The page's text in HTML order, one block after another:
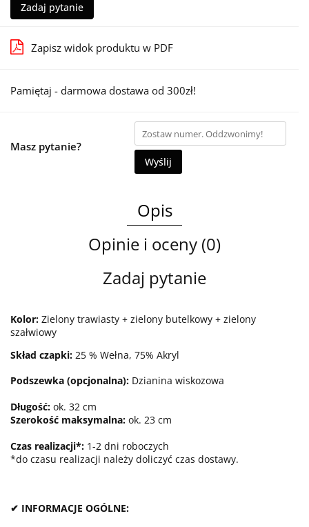
Zadaj pytanie
Zapisz widok produktu w PDF
Pamiętaj - darmowa dostawa od 300zł!
Masz pytanie?
Wyślij
Opis
Opinie i oceny (0)
Zadaj pytanie
Kolor: Zielony trawiasty + zielony butelkowy + zielony
szałwiowy
Skład czapki: 25 % Wełna, 75% Akryl
Podszewka (opcjonalna): Dzianina wiskozowa
Długość: ok. 32 cm
Szerokość maksymalna: ok. 23 cm
Czas realizacji*: 1-2 dni roboczych
*do czasu realizacji należy doliczyć czas dostawy.
✔ INFORMACJE OGÓLNE: